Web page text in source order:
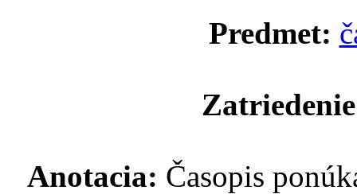
Predmet:
Anotacia: Časopis